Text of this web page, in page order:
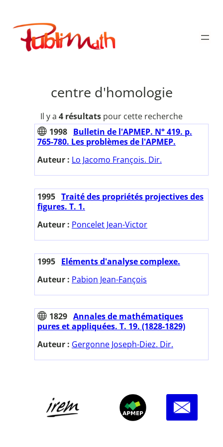
contenu
Publimath
centre d'homologie
Il y a 4 résultats pour cette recherche
1998 Bulletin de l'APMEP. N° 419. p.
765-780. Les problèmes de l'APMEP.
Auteur : Lo Jacomo François. Dir.
1995 Traité des propriétés projectives des
figures. T. 1.
Auteur : Poncelet Jean-Victor
1995 Eléments d'analyse complexe.
Auteur : Pabion Jean-Fançois
1829 Annales de mathématiques
pures et appliquées. T. 19. (1828-1829)
Auteur : Gergonne Joseph-Diez. Dir.